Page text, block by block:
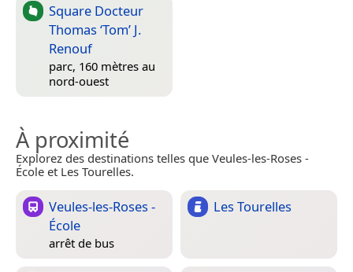
Square Docteur
Thomas ‘Tom’ J.
Renouf
parc, 160 mètres au
nord-ouest
À proximité
Explorez des destinations telles que Veules-les-Roses -
École et Les Tourelles.
Veules-les-Roses -
École
arrêt de bus
Les Tourelles